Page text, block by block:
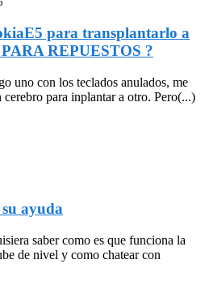
para transplantarlo a
REPUESTOS ?
uno con los teclados anulados, me
cerebro para inplantar a otro. Pero(...)
ayuda
saber como es que funciona la
de nivel y como chatear con